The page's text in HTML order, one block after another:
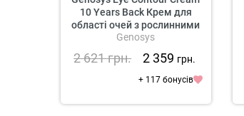
10 Years Back Крем для
області очей з рослинними
стовбуровими клітинами
Genosys
2 621грн. 2 359 грн.
+ 117 бонусів